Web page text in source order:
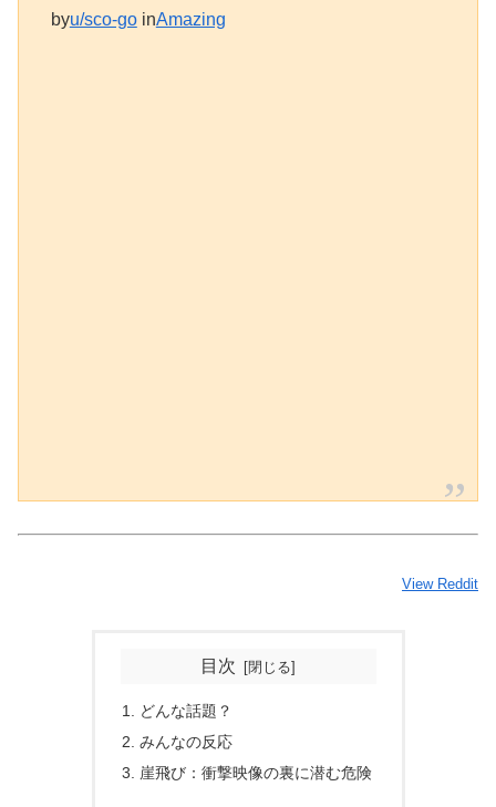
byu/sco-goinAmazing
View Reddit
目次
どんな話題？
みんなの反応
崖飛び：衝撃映像の裏に潜む危険